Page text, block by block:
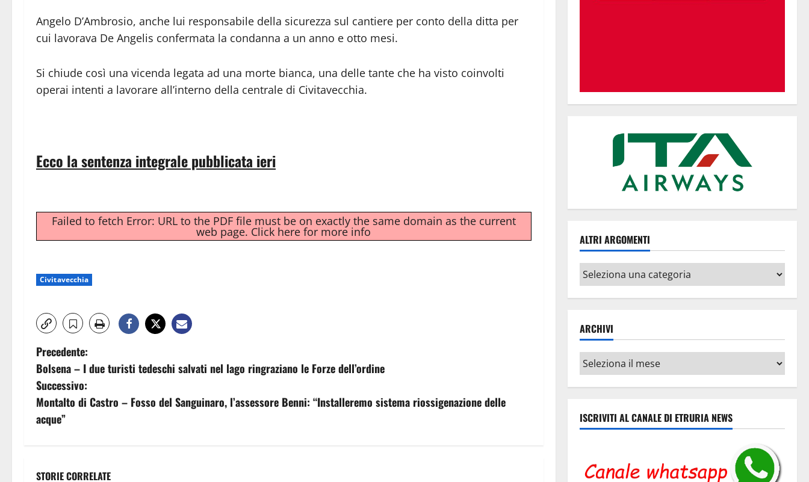
Angelo D’Ambrosio, anche lui responsabile della sicurezza sul cantiere per conto della ditta per
cui lavorava De Angelis confermata la condanna a un anno e otto mesi.
Si chiude così una vicenda legata ad una morte bianca, una delle tante che ha visto coinvolti
operai intenti a lavorare all’interno della centrale di Civitavecchia.
Ecco la sentenza integrale pubblicata ieri
Failed to fetch Error: URL to the PDF file must be on exactly the same domain as the current
web page. Click here for more info
Civitavecchia
N
a
v
i
Precedente:
Bolsena – I due turisti tedeschi salvati nel lago ringraziano le Forze dell’ordine
Successivo:
Montalto di Castro – Fosso del Sanguinaro, l’assessore Benni: “Installeremo sistema riossigenazione delle
acque”
STORIE CORRELATE
ALTRI ARGOMENTI
Altri
argomenti
ARCHIVI
Archivi
ISCRIVITI AL CANALE DI ETRURIA NEWS